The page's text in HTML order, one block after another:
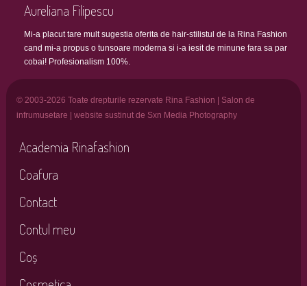
Aureliana Filipescu
Mi-a placut tare mult sugestia oferita de hair-stilistul de la Rina Fashion
cand mi-a propus o tunsoare moderna si i-a iesit de minune fara sa par
cobai! Profesionalism 100%.
© 2003-2026 Toate drepturile rezervate Rina Fashion | Salon de
infrumusetare | website sustinut de Sxn Media Photography
Academia Rinafashion
Coafura
Contact
Contul meu
Coș